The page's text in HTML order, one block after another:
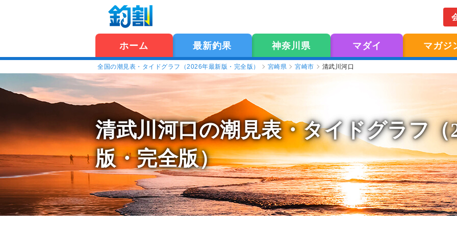
ホーム 最新釣果 神奈川県 マダイ マガジ
全国の潮見表・タイドグラフ（2026年最新版・完全版） 宮崎県 宮崎市 清武川河口
清武川河口の潮見表・タイドグラフ（
版・完全版）